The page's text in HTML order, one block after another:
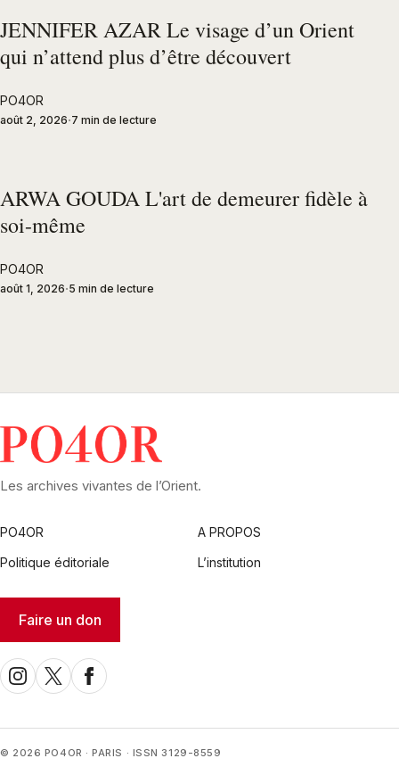
JENNIFER AZAR Le visage d’un Orient
qui n’attend plus d’être découvert
PO4OR
août 2, 2026 7 min de lecture
ARWA GOUDA L'art de demeurer fidèle à
soi-même
PO4OR
août 1, 2026 5 min de lecture
Les archives vivantes de l’Orient.
PO4OR
A PROPOS
Politique éditoriale
L’institution
Faire un don
© 2026 PO4OR · PARIS · ISSN 3129-8559